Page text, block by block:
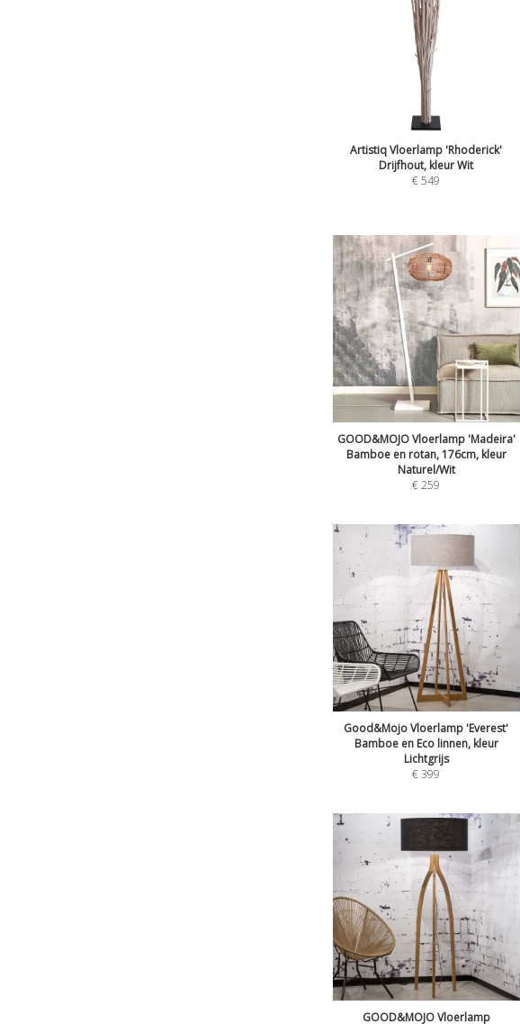
Artistiq Vloerlamp 'Rhoderick'
Drijfhout, kleur Wit
€549
GOOD&MOJO Vloerlamp 'Madeira'
Bamboe en rotan, 176cm, kleur
Naturel/Wit
€259
Good&Mojo Vloerlamp 'Everest'
Bamboe en Eco linnen, kleur
Lichtgrijs
€399
GOOD&MOJO Vloerlamp